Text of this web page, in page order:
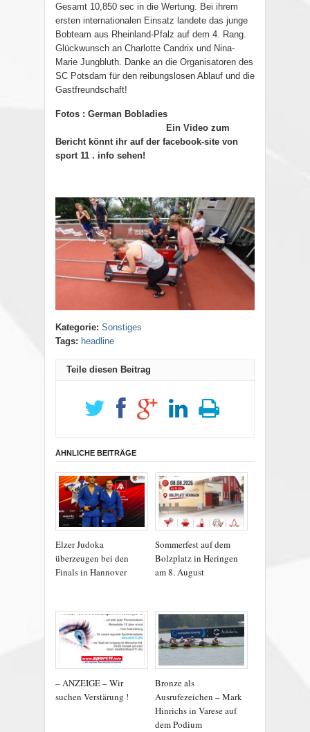
Gesamt 10,850 sec in die Wertung. Bei ihrem
ersten internationalen Einsatz landete das junge
Bobteam aus Rheinland-Pfalz auf dem 4. Rang.
Glückwunsch an Charlotte Candrix und Nina-
Marie Jungbluth. Danke an die Organisatoren des
SC Potsdam für den reibungslosen Ablauf und die
Gastfreundschaft!
Fotos : German Bobladies
Ein Video zum
Bericht könnt ihr auf der facebook-site von
sport 11 . info sehen!
Kategorie: Sonstiges
Tags: headline
Teile diesen Beitrag
ÄHNLICHE BEITRÄGE
Elzer Judoka
überzeugen bei den
Finals in Hannover
Sommerfest auf dem
Bolzplatz in Heringen
am 8. August
– ANZEIGE – Wir
suchen Verstärung !
Bronze als
Ausrufezeichen – Mark
Hinrichs in Varese auf
dem Podium